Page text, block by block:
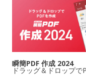
瞬簡PDF 作成 2024
ドラッグ＆ドロップで